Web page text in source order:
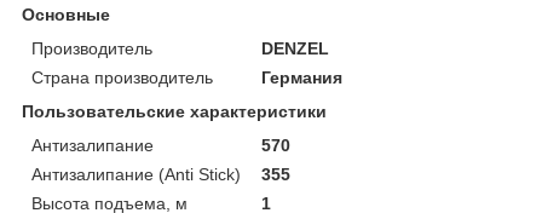
Основные
Производитель
DENZEL
Страна производитель
Германия
Пользовательские характеристики
Антизалипание
570
Антизалипание (Anti Stick)
355
Высота подъема, м
1